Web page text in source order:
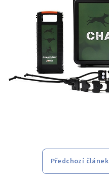
Předchozí článek